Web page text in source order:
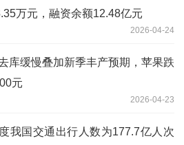
万元，融资余额12.48亿元
2026-04-24
库缓慢叠加新季丰产预期，苹果跌
元
2026-04-23
我国交通出行人数为177.7亿人次